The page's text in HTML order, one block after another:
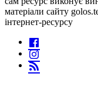
матеріали сайту
інтернет-ресурсу